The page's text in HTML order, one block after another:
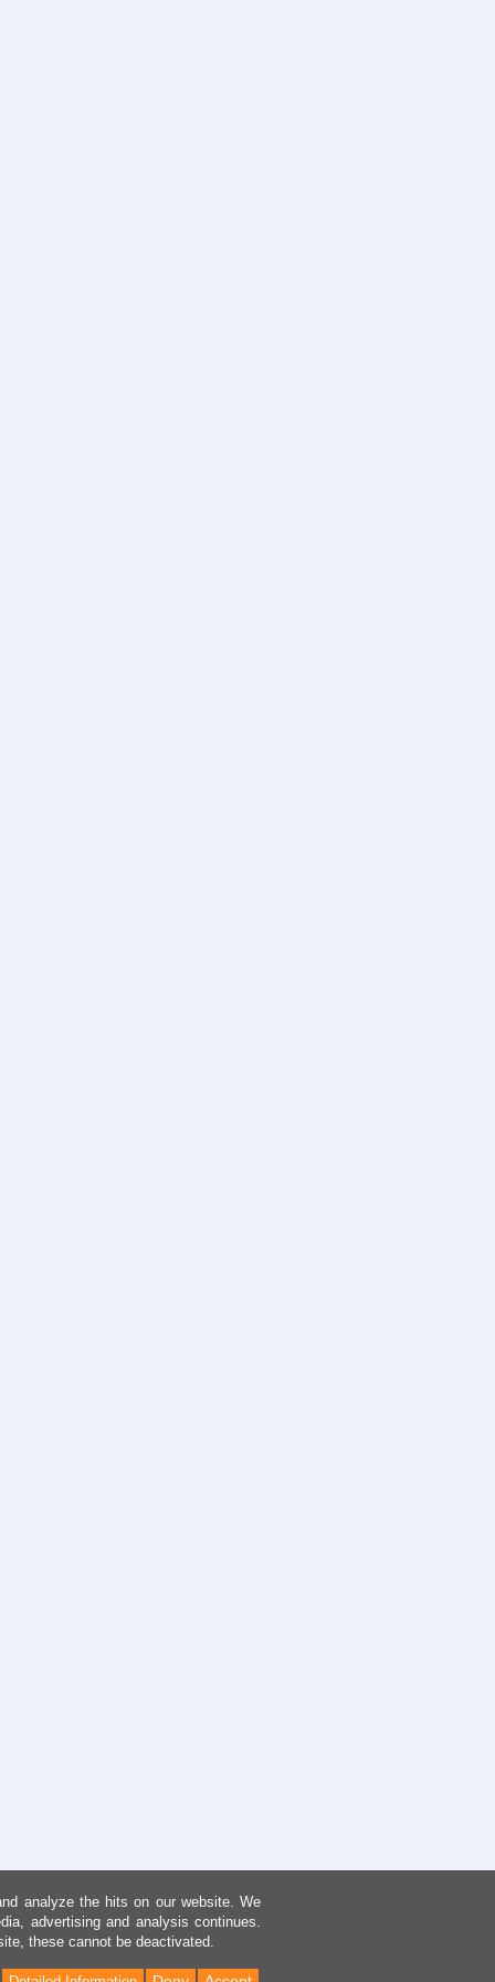
analyze the hits on our website. We
advertising and analysis continues.
these cannot be deactivated.